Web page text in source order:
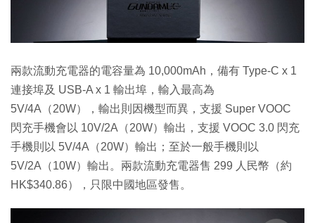
兩款流動充電器的電容量為 10,000mAh，備有 Type-C x 1
連接埠及 USB-A x 1 輸出埠，輸入最高為
5V/4A（20W），輸出則因機型而異，支援 Super VOOC
閃充手機會以 10V/2A（20W）輸出，支援 VOOC 3.0 閃充
手機則以 5V/4A（20W）輸出；至於一般手機則以
5V/2A（10W）輸出。兩款流動充電器售 299 人民幣（約
HK$340.86），只限中國地區發售。